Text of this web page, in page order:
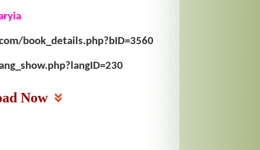
book_details.php?bID=3560
Now